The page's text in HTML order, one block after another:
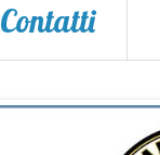
Contatti